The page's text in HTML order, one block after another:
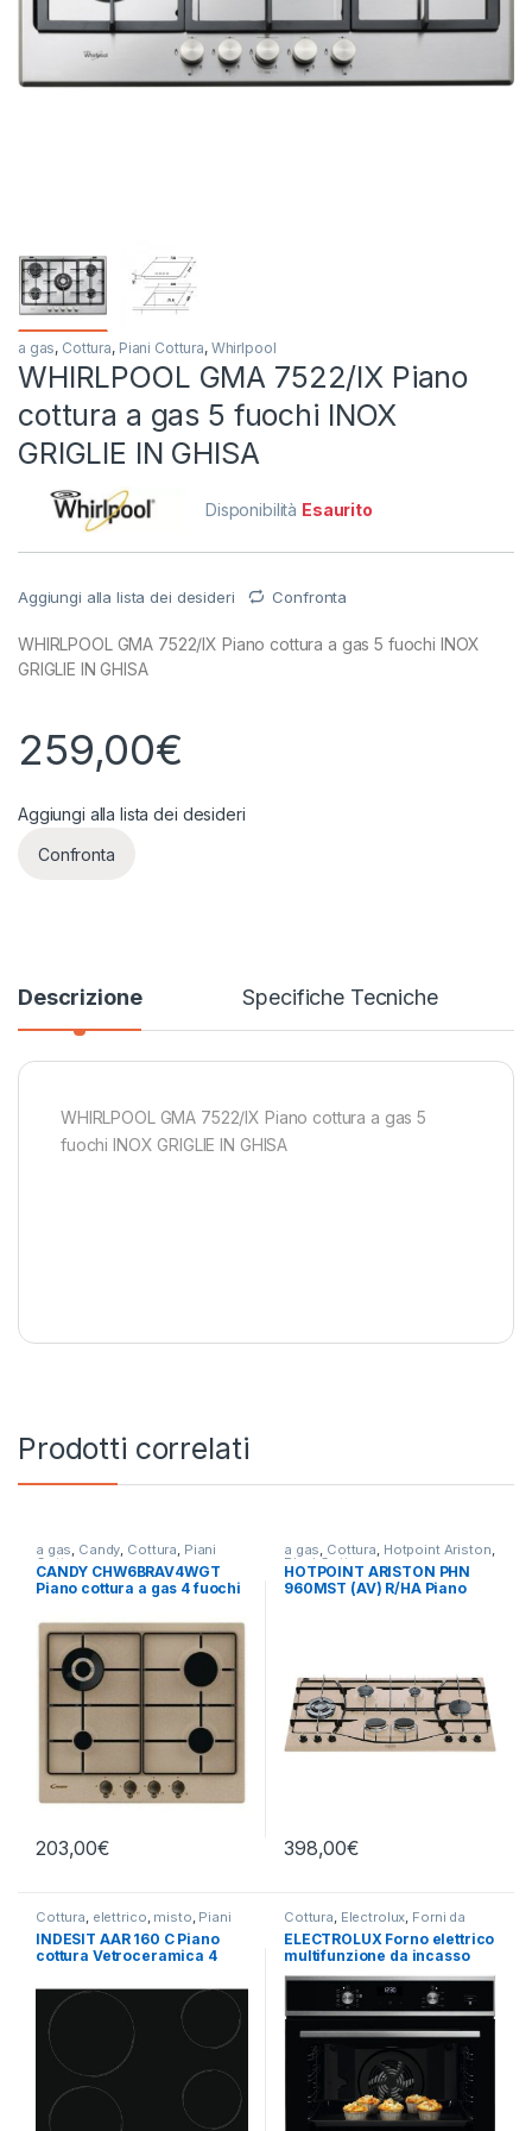
a gas, Cottura, Piani Cottura, Whirlpool
WHIRLPOOL GMA 7522/IX Piano
cottura a gas 5 fuochi INOX
GRIGLIE IN GHISA
Disponibilità Esaurito
Aggiungi alla lista dei desideri Confronta
WHIRLPOOL GMA 7522/IX Piano cottura a gas 5 fuochi INOX
GRIGLIE IN GHISA
259,00€
Aggiungi alla lista dei desideri
Confronta
Descrizione Specifiche Tecniche
WHIRLPOOL GMA 7522/IX Piano cottura a gas 5
fuochi INOX GRIGLIE IN GHISA
Prodotti correlati
a gas, Candy, Cottura, Piani
Cottura
CANDY CHW6BRAV4WGT
Piano cottura a gas 4 fuochi
203,00€
a gas, Cottura, Hotpoint Ariston,
Piani Cottura
HOTPOINT ARISTON PHN
960MST (AV) R/HA Piano
398,00€
Cottura, elettrico, misto, Piani
Cottura
INDESIT AAR 160 C Piano
cottura Vetroceramica 4
Cottura, Electrolux, Forni da
Incasso
ELECTROLUX Forno elettrico
multifunzione da incasso
EOD 5H40X